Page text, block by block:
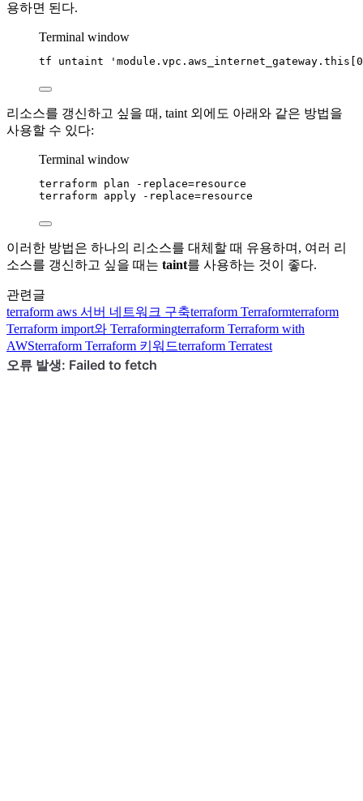
용하면 된다.
Terminal window
tf untaint '
리소스를 갱신하고 싶을 때, taint 외에도 아래와 같은 방법을
사용할 수 있다:
Terminal window
terraform plan
-replace=resource
terraform apply -replace=resource
이러한 방법은 하나의 리소스를 대체할 때 유용하며, 여러 리
소스를 갱신하고 싶을 때는 taint를 사용하는 것이 좋다.
관련글
terraform aws 서버 네트워크 구축terraform Terraformterraform
Terraform import와 Terraformingterraform Terraform with
AWSterraform Terraform 키워드terraform Terratest